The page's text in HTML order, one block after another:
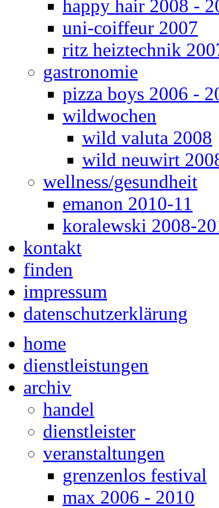
happy hair 2008 -
uni-coiffeur 2007
ritz heiztechnik
gastronomie
pizza boys 2006 -
wildwochen
wild valuta 2008
wild neuwirt
wellness/gesundheit
emanon 2010-11
koralewski 2008-
kontakt
finden
impressum
datenschutzerklärung
home
dienstleistungen
archiv
handel
dienstleister
veranstaltungen
grenzenlos festival
max 2006 - 2010